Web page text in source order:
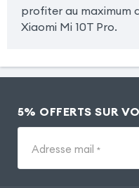
profiter au maximum
Xiaomi Mi 10T Pro.
5% OFFERTS SUR
Adresse mail *